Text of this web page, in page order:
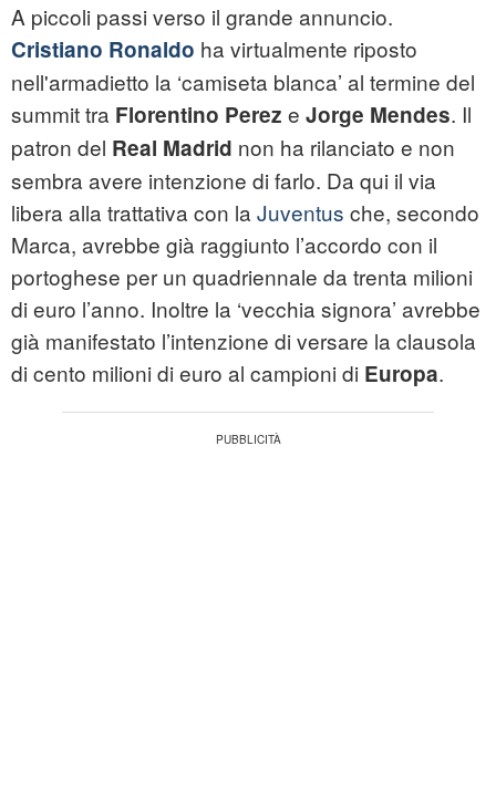
A piccoli passi verso il grande annuncio.
Cristiano Ronaldo ha virtualmente riposto
nell'armadietto la ‘camiseta blanca’ al termine del
summit tra Florentino Perez e Jorge Mendes. Il
patron del Real Madrid non ha rilanciato e non
sembra avere intenzione di farlo. Da qui il via
libera alla trattativa con la Juventus che, secondo
Marca, avrebbe già raggiunto l’accordo con il
portoghese per un quadriennale da trenta milioni
di euro l’anno. Inoltre la ‘vecchia signora’ avrebbe
già manifestato l’intenzione di versare la clausola
di cento milioni di euro al campioni di Europa.